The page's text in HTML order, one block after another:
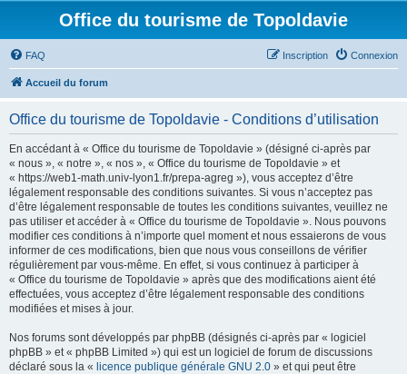
Office du tourisme de Topoldavie
FAQ Connexion
Inscription
Accueil du forum
Office du tourisme de Topoldavie - Conditions d’utilisation
En accédant à « Office du tourisme de Topoldavie » (désigné ci-après par
« nous », « notre », « nos », « Office du tourisme de Topoldavie » et
« https://web1-math.univ-lyon1.fr/prepa-agreg »), vous acceptez d’être
légalement responsable des conditions suivantes. Si vous n’acceptez pas
d’être légalement responsable de toutes les conditions suivantes, veuillez ne
pas utiliser et accéder à « Office du tourisme de Topoldavie ». Nous pouvons
modifier ces conditions à n’importe quel moment et nous essaierons de vous
informer de ces modifications, bien que nous vous conseillons de vérifier
régulièrement par vous-même. En effet, si vous continuez à participer à
« Office du tourisme de Topoldavie » après que des modifications aient été
effectuées, vous acceptez d’être légalement responsable des conditions
modifiées et mises à jour.
Nos forums sont développés par phpBB (désignés ci-après par « logiciel
phpBB » et « phpBB Limited ») qui est un logiciel de forum de discussions
déclaré sous la « licence publique générale GNU 2.0 » et qui peut être